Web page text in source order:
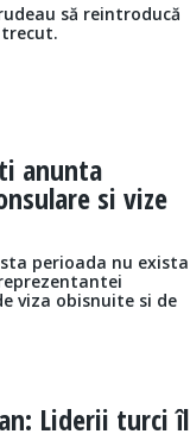
să reintroducă
anunta
si vize
perioada nu exista
viza obisnuite si de
Liderii turci îl